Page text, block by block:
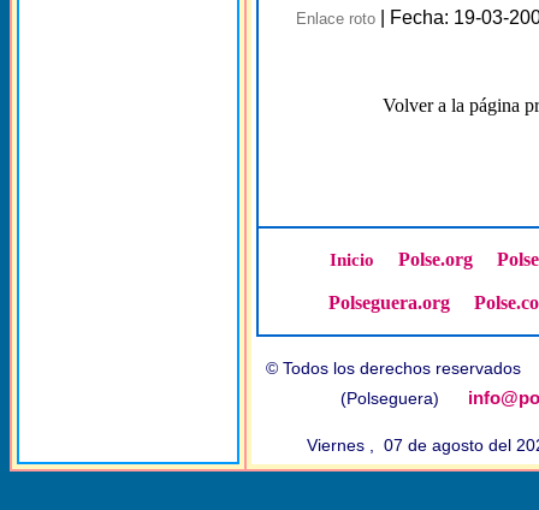
Enlace roto | Fecha: 19-03-
Volver a la página
Inicio Polse.org
Polseguera.org
© Todos los derechos
(Polseguera)
Viernes , 07 de agosto del